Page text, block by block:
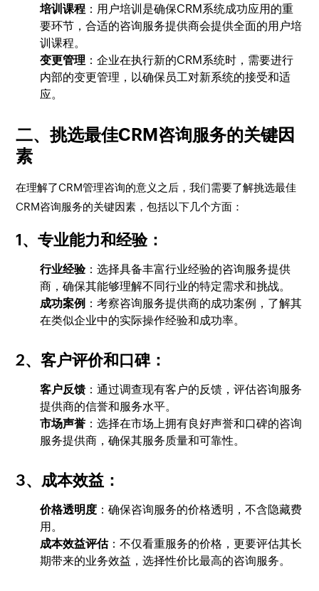
培训课程 ：用户培训是确保CRM系统成功应用的重
要环节，合适的咨询服务提供商会提供全面的用户培
训课程。
变更管理 ：企业在执行新的CRM系统时，需要进行
内部的变更管理，以确保员工对新系统的接受和适
应。
二、挑选最佳CRM咨询服务的关键因
素
在理解了CRM管理咨询的意义之后，我们需要了解挑选最佳
CRM咨询服务的关键因素，包括以下几个方面：
1、专业能力和经验：
行业经验：选择具备丰富行业经验的咨询服务提供
商，确保其能够理解不同行业的特定需求和挑战。
成功案例 ：考察咨询服务提供商的成功案例，了解其
在类似企业中的实际操作经验和成功率。
2、客户评价和口碑：
客户反馈 ：通过调查现有客户的反馈，评估咨询服务
提供商的信誉和服务水平。
市场声誉 ：选择在市场上拥有良好声誉和口碑的咨询
服务提供商，确保其服务质量和可靠性。
3、成本效益 ：
价格透明度 ：确保咨询服务的价格透明，不含隐藏费
用。
成本效益评估：不仅看重服务的价格，更要评估其长
期带来的业务效益，选择性价比最高的咨询服务。